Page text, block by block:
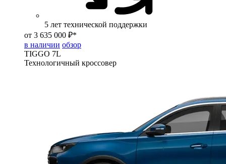
5 лет технической поддержки
от 3 635 000 ₽*
в наличии обзор
TIGGO 7L
Технологичный кроссовер